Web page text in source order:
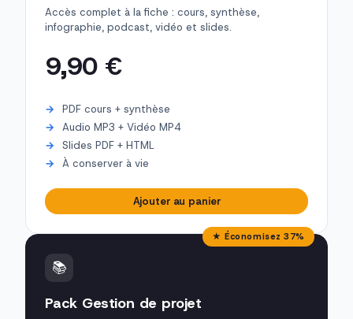
Accès complet à la fiche : cours, synthèse,
infographie, podcast, vidéo et slides.
9,90 €
PDF cours + synthèse
Audio MP3 + Vidéo MP4
Slides PDF + HTML
À conserver à vie
Ajouter au panier
★ Économisez 37%
📚
Pack Gestion de projet